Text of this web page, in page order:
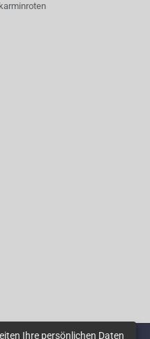
Ihre persönlichen Daten